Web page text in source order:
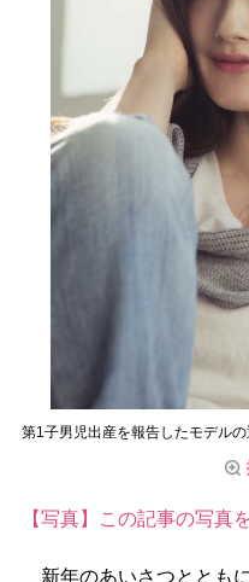
第1子男児出産を報告したモデル
【写真】この記事の写真
新年のあいさつととも